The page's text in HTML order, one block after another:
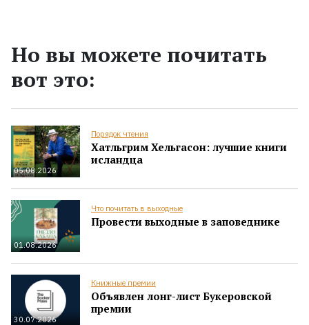
Но вы можете почитать
вот это:
05.08.2026
Порядок чтения
Хатльгрим Хельгасон: лучшие книги
исландца
01.08.2026
Что почитать в выходные
Провести выходные в заповеднике
30.07.2026
Книжные премии
Объявлен лонг-лист Букеровской
премии